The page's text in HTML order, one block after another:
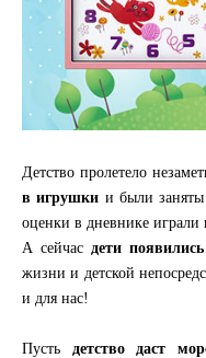
Детство пролетело
в игрушки и были
оценки в дневнике играли
А сейчас дети
жизни и детской
и для нас!
Пусть детство даст